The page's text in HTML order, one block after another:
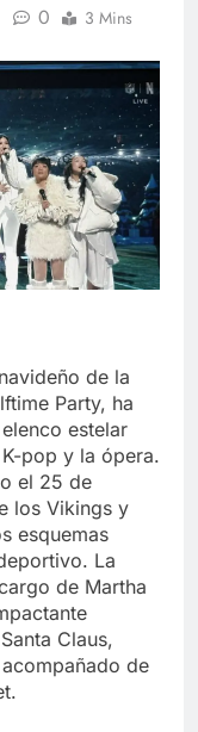
0 3 Mins
de la
Party, ha
estelar
pop y la ópera.
el 25 de
los Vikings y
esquemas
La
de Martha
Claus,
de